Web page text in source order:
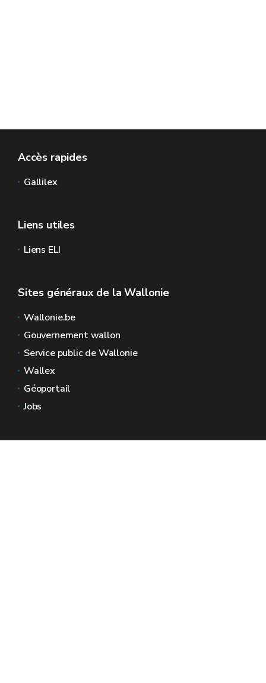
Accès rapides
Gallilex
Liens utiles
Liens ELI
Sites généraux de la Wallonie
Wallonie.be
Gouvernement wallon
Service public de Wallonie
Wallex
Géoportail
Jobs